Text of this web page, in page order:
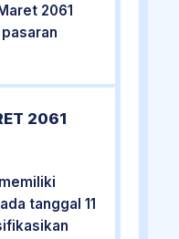
2061
2061
tanggal 11